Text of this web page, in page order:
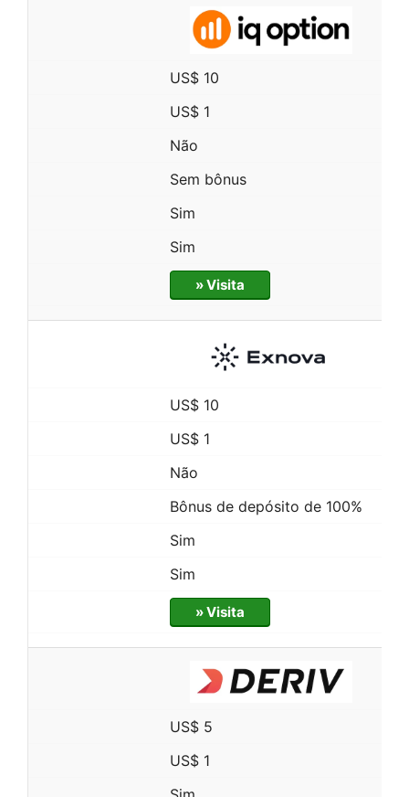
US$ 10
US$ 1
Não
Sem bônus
Sim
Sim
» Visita
US$ 10
US$ 1
Não
Bônus de depósito de 100%
Sim
Sim
» Visita
US$ 5
US$ 1